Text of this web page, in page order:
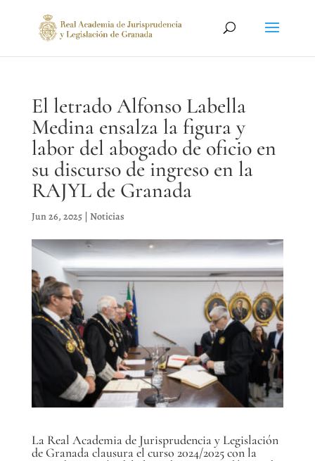
El letrado Alfonso Labella
Medina ensalza la figura y
labor del abogado de oficio en
su discurso de ingreso en la
RAJYL de Granada
Jun 26, 2025| Noticias
La Real Academia de Jurisprudencia y Legislación
de Granada clausura el curso 2024/2025 con la